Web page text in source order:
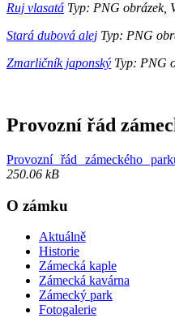
Ruj vlasatá Typ: PNG obrázek,
Stará dubová alej Typ: PNG
Zmarličník japonský Typ: PNG
Provozní řád
Provozní řád zámeckého
250.06 kB
O zámku
Aktuálně
Historie
Zámecká kaple
Zámecká kavárna
Zámecký park
Fotogalerie